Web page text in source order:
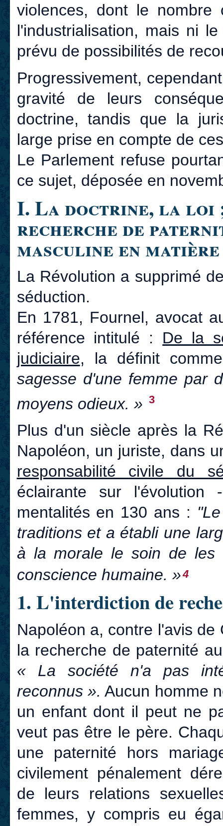
violences, dont le
l'industrialisation, mais ni
prévu de possibilités de
Progressivement,
gravité de leurs
doctrine, tandis que la
large prise en compte de
Le Parlement refuse
ce sujet, déposée en
I. La doctrine, la
recherche de
masculine en
La Révolution a supprimé
séduction.
En 1781, Fournel, avocat
référence intitulé : De la
judiciaire, la définit
sagesse d'une femme par
moyens odieux. » 3
Plus d'un siècle après la
Napoléon, un juriste, dans
responsabilité civile du
éclairante sur
mentalités en 130 ans :
traditions et a établi une
à la morale le soin de les
conscience humaine. »4
1. L'interdiction de
Napoléon a, contre l'avis
la recherche de paternité
« La société n'a pas
reconnus ». Aucun homme
un enfant dont il peut ne
veut pas être le père.
une paternité hors
civilement pénalement
de leurs relations
femmes, y compris eu